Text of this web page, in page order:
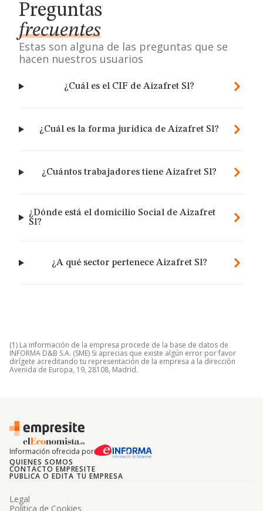
Preguntas
frecuentes
Estas son alguna de las preguntas que se
hacen nuestros usuarios
¿Cuál es el CIF de Aizafret Sl?
¿Cuál es la forma jurídica de Aizafret Sl?
¿Cuántos trabajadores tiene Aizafret Sl?
¿Dónde está el domicilio Social de Aizafret
Sl?
¿A qué sector pertenece Aizafret Sl?
(1) La información de la empresa procede de la base de datos de
INFORMA D&B S.A. (SME) Si aprecias que existe algún error por favor
dirígete acreditando tu representación de la empresa a la dirección
Avenida de Europa, 19, 28108, Madrid.
Información ofrecida por
QUIENES SOMOS
CONTACTO EMPRESITE
PUBLICA O EDITA TU EMPRESA
Legal
Politica de Cookies